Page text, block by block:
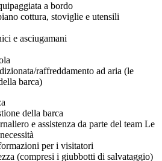
a bordo
cottura, stoviglie e utensili
e asciugamani
raffreddamento ad aria (le
barca)
della barca
e assistenza da parte del team Le
per i visitatori
(compresi i giubbotti di salvataggio)